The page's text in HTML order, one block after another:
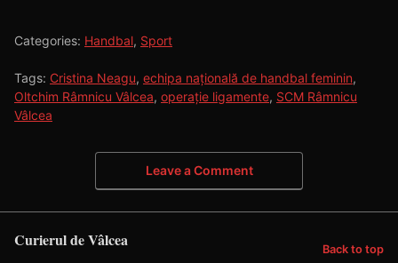
Categories: Handbal, Sport
Tags: Cristina Neagu, echipa națională de handbal feminin,
Oltchim Râmnicu Vâlcea, operație ligamente, SCM Râmnicu
Vâlcea
Leave a Comment
Curierul de Vâlcea Back to top